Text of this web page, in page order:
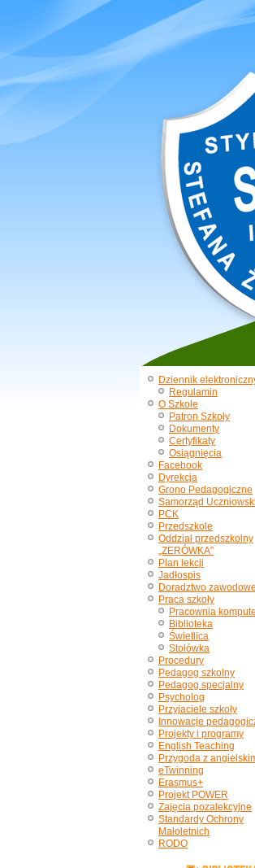
Dziennik
Regulamin
O Szkole
Patron Szkoły
Dokumenty
Certyfikaty
Osiągnięcia
Facebook
Dyrekcja
Grono Pedagogiczne
Samorząd Uczniowski
PCK
Przedszkole
Oddział przedszkolny
„ZERÓWKA”
Plan lekcji
Jadłospis
Doradztwo zawodowe
Praca szkoły
Pracownia
Biblioteka
Świetlica
Stołówka
Procedury
Pedagog szkolny
Pedagog specjalny
Psycholog
Przyjaciele szkoły
Innowacje
Projekty i programy
English Teaching
Przygoda z
eTwinning
Erasmus+
Projekt POWER
Zajęcia pozalekcyjne
Standardy Ochrony
Małoletnich
RODO